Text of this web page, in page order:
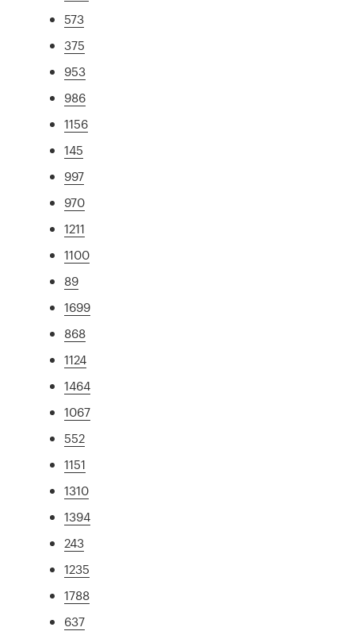
573
375
953
986
1156
145
997
970
1211
1100
89
1699
868
1124
1464
1067
552
1151
1310
1394
243
1235
1788
637